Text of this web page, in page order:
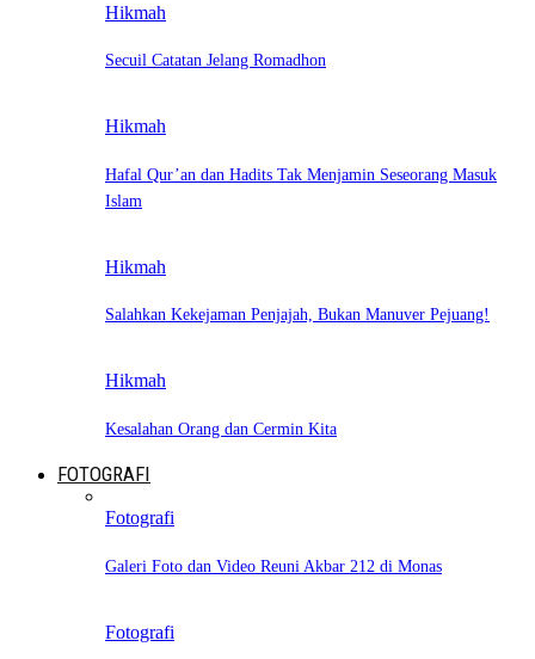
Hikmah
Secuil Catatan Jelang Romadhon
Hikmah
Hafal Qur’an dan Hadits Tak Menjamin Seseorang Masuk
Islam
Hikmah
Salahkan Kekejaman Penjajah, Bukan Manuver Pejuang!
Hikmah
Kesalahan Orang dan Cermin Kita
FOTOGRAFI
Fotografi
Galeri Foto dan Video Reuni Akbar 212 di Monas
Fotografi